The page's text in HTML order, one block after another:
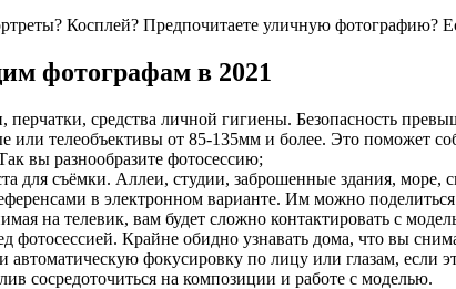
Косплей? Предпочитаете уличную фотографию?
фотографам в 2021
перчатки, средства личной гигиены. Безопасность
или телеобъективы от 85-135мм и более. Это поможет
вы разнообразите фотосессию;
для съёмки. Аллеи, студии, заброшенные здания,
в электронном варианте. Им можно
на телевик, вам будет сложно контактировать с
фотосессией. Крайне обидно узнавать дома, что вы
автоматическую фокусировку по лицу или глазам, если
сосредоточиться на композиции и работе с моделью.